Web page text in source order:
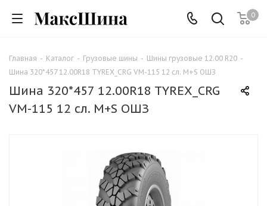
0
Главная - Каталог - Грузовые шины - Шины грузовые 12.00 R20 -
Шина 320*457 12.00R18 TYREX_CRG VM-115 12 сл. M+S ОШЗ
Шина 320*457 12.00R18 TYREX_CRG
VM-115 12 сл. M+S ОШЗ